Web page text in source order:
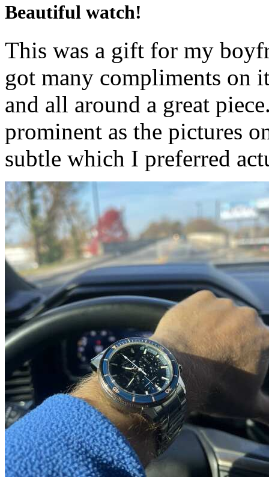
Beautiful watch!
This was a gift for my
got many compliments on
and all around a great
prominent as the pictures
subtle which I preferred